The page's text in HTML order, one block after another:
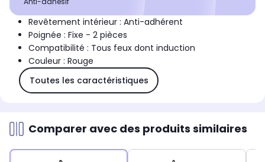
Revêtement intérieur : Anti-adhérent
Poignée : Fixe - 2 pièces
Compatibilité : Tous feux dont induction
Couleur : Rouge
Toutes les caractéristiques
Comparer avec des produits similaires